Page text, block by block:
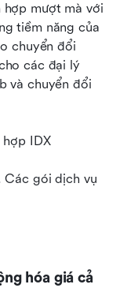
mượt mà với
tiềm năng của
chuyển đổi
các đại lý
và chuyển đổi
IDX
Các gói dịch vụ
hóa giá cả